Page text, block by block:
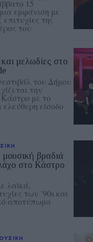
15
εμφάνιση με
της
του
μελωδίες στο
του Δήμου
την
με το
ελεύθερη είσοδο
βραδιά
στο Κάστρο
λαϊκά,
των ’90s και
αποτύπωμα